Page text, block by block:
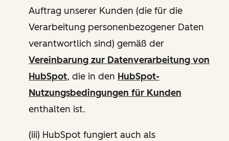
Auftrag unserer Kunden (die für die
Verarbeitung personenbezogener Daten
verantwortlich sind) gemäß der
Vereinbarung zur Datenverarbeitung von
HubSpot, die in den HubSpot-
Nutzungsbedingungen für Kunden
enthalten ist.
(iii) HubSpot fungiert auch als